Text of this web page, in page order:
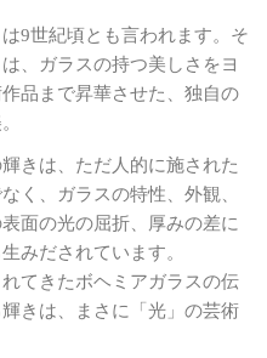
9世紀頃とも言われます。そ
、ガラスの持つ美しさをヨ
品まで昇華させた、独自の
きは、ただ人的に施された
く、ガラスの特性、外観、
面の光の屈折、厚みの差に
みだされています。
てきたボヘミアガラスの伝
きは、まさに「光」の芸術